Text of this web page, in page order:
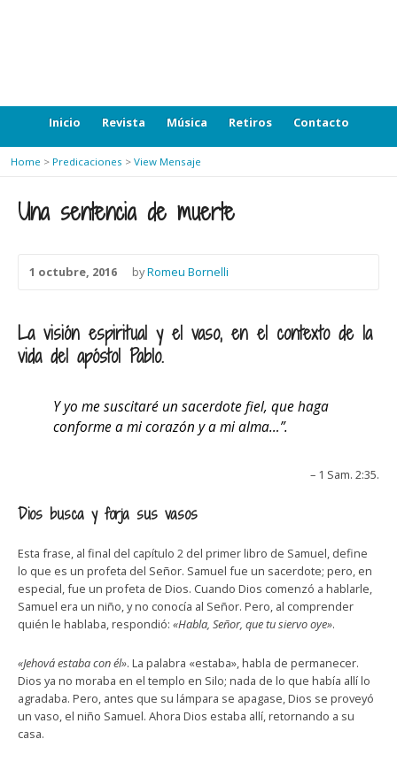
Inicio Revista Música Retiros Contacto
Home > Predicaciones > View Mensaje
Una sentencia de muerte
1 octubre, 2016 byRomeu Bornelli
La visión espiritual y el vaso, en el contexto de la
vida del apóstol Pablo.
Y yo me suscitaré un sacerdote fiel, que haga
conforme a mi corazón y a mi alma…”.
– 1 Sam. 2:35.
Dios busca y forja sus vasos
Esta frase, al final del capítulo 2 del primer libro de Samuel, define
lo que es un profeta del Señor. Samuel fue un sacerdote; pero, en
especial, fue un profeta de Dios. Cuando Dios comenzó a hablarle,
Samuel era un niño, y no conocía al Señor. Pero, al comprender
quién le hablaba, respondió: «Habla, Señor, que tu siervo oye».
«Jehová estaba con él». La palabra «estaba», habla de permanecer.
Dios ya no moraba en el templo en Silo; nada de lo que había allí lo
agradaba. Pero, antes que su lámpara se apagase, Dios se proveyó
un vaso, el niño Samuel. Ahora Dios estaba allí, retornando a su
casa.